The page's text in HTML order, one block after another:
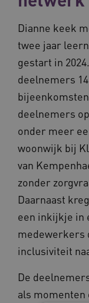
Dianne keek
twee jaar
gestart in
deelnemers
deelnemers
onder meer
woonwijk bij
van
zonder
Daarnaast
een inkijkje in
medewerkers
inclusiviteit
De
als momenten